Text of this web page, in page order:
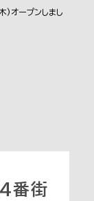
オープンしまし
4番街